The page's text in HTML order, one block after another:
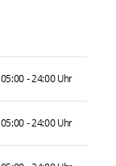
05:00 - 24:00 Uhr
05:00 - 24:00 Uhr